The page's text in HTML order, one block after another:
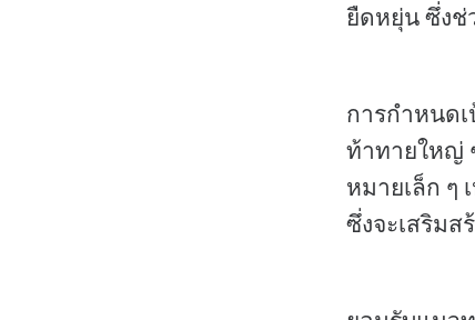
ยืดหยุ่น ซึ่งช่
การกำหนด
ท้าทายใหญ่
หมายเล็ก ๆ
ซึ่งจะเสริม